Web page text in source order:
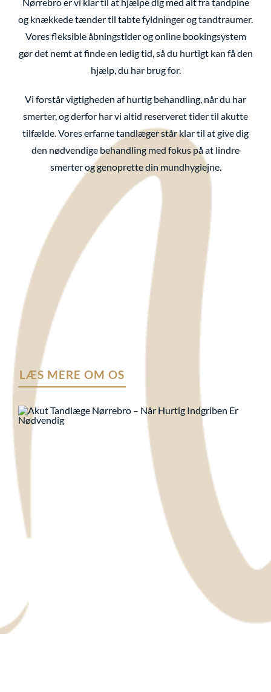
Nørrebro er vi klar til at hjælpe dig med alt fra tandpine
og knækkede tænder til tabte fyldninger og tandtraumer.
Vores fleksible åbningstider og online bookingsystem
gør det nemt at finde en ledig tid, så du hurtigt kan få den
hjælp, du har brug for.
Vi forstår vigtigheden af hurtig behandling, når du har
smerter, og derfor har vi altid reserveret tider til akutte
tilfælde. Vores erfarne tandlæger står klar til at give dig
den nødvendige behandling med fokus på at lindre
smerter og genoprette din mundhygiejne.
LÆS MERE OM OS